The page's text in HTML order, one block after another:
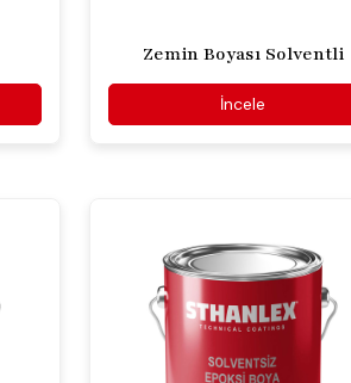
Zemin Boyası Solventli
İncele